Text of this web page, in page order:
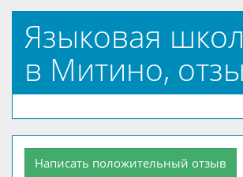
Языковая
в Митино,
Написать положительный отзыв